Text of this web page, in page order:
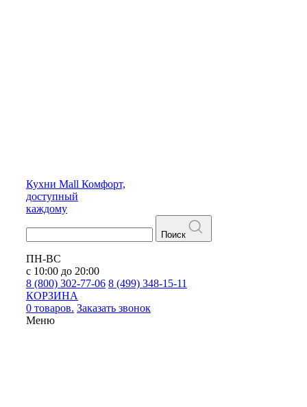
Кухни Mall Комфорт,
доступный
каждому
Поиск
ПН-ВС
с 10:00 до 20:00
8 (800) 302-77-06 8 (499) 348-15-11
КОРЗИНА
0 товаров. Заказать звонок
Меню